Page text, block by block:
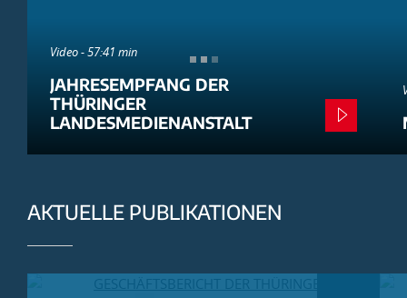
Video - 57:41 min
JAHRESEMPFANG DER
THÜRINGER
LANDESMEDIENANSTALT
AKTUELLE PUBLIKATIONEN